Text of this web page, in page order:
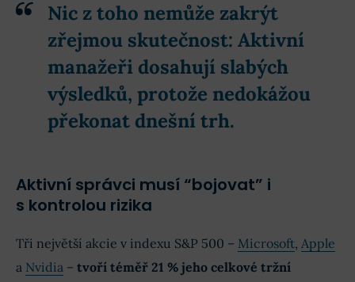
Nic z toho nemůže zakrýt
zřejmou skutečnost: Aktivní
manažeři dosahují slabých
výsledků, protože nedokážou
překonat dnešní trh.
Aktivní správci musí “bojovat” i
s kontrolou rizika
Tři největší akcie v indexu S&P 500 – Microsoft, Apple
a Nvidia – tvoří téměř 21 % jeho celkové tržní